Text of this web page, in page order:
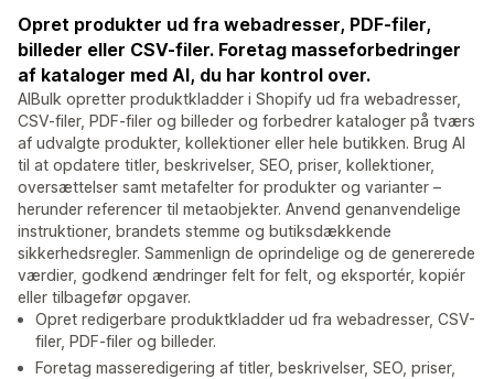
Opret produkter ud fra webadresser, PDF-filer,
billeder eller CSV-filer. Foretag masseforbedringer
af kataloger med AI, du har kontrol over.
AIBulk opretter produktkladder i Shopify ud fra webadresser,
CSV-filer, PDF-filer og billeder og forbedrer kataloger på tværs
af udvalgte produkter, kollektioner eller hele butikken. Brug AI
til at opdatere titler, beskrivelser, SEO, priser, kollektioner,
oversættelser samt metafelter for produkter og varianter –
herunder referencer til metaobjekter. Anvend genanvendelige
instruktioner, brandets stemme og butiksdækkende
sikkerhedsregler. Sammenlign de oprindelige og de genererede
værdier, godkend ændringer felt for felt, og eksportér, kopiér
eller tilbagefør opgaver.
Opret redigerbare produktkladder ud fra webadresser, CSV-
filer, PDF-filer og billeder.
Foretag masseredigering af titler, beskrivelser, SEO, priser,